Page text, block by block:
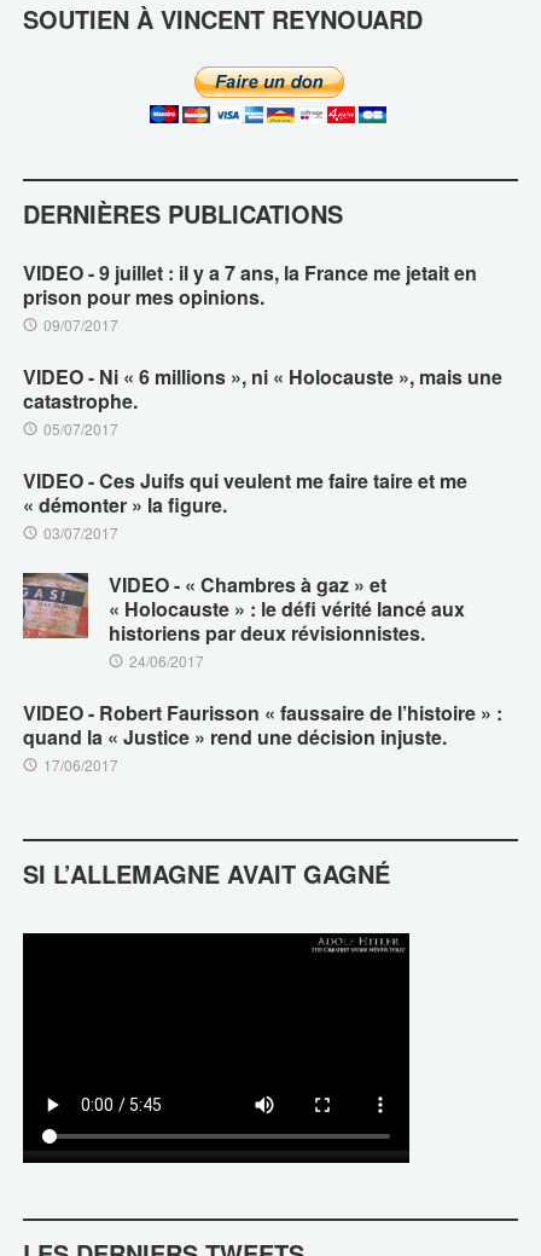
SOUTIEN À VINCENT REYNOUARD
DERNIÈRES PUBLICATIONS
VIDEO - 9 juillet : il y a 7 ans, la France me jetait en
prison pour mes opinions.
09/07/2017
VIDEO - Ni « 6 millions », ni « Holocauste », mais une
catastrophe.
05/07/2017
VIDEO - Ces Juifs qui veulent me faire taire et me
« démonter » la figure.
03/07/2017
VIDEO - « Chambres à gaz » et
« Holocauste » : le défi vérité lancé aux
historiens par deux révisionnistes.
24/06/2017
VIDEO - Robert Faurisson « faussaire de l’histoire » :
quand la « Justice » rend une décision injuste.
17/06/2017
SI L’ALLEMAGNE AVAIT GAGNÉ